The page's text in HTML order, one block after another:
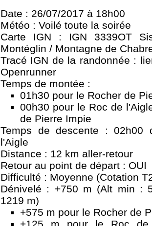
Date : 26/07/2017 à 18h00
Météo : Voilé toute la soirée
Carte IGN : IGN 3339OT
Montéglin / Montagne de
Tracé IGN de la randonnée :
Openrunner
Temps de montée :
01h30 pour le Rocher de
00h30 pour le Roc de
de Pierre Impie
Temps de descente : 02h00
l'Aigle
Distance : 12 km aller-retour
Retour au point de départ : OUI
Difficulté : Moyenne (Cotation
Dénivelé : +750 m (Alt min :
1219 m)
+575 m pour le Rocher de